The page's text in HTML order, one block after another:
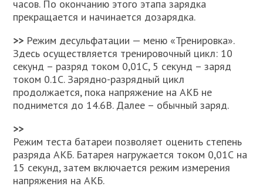
часов. По окончанию этого этапа зарядка
прекращается и начинается дозарядка.
>> Режим десульфатации — меню «Тренировка».
Здесь осуществляется тренировочный цикл: 10
секунд – разряд током 0,01С, 5 секунд – заряд
током 0.1С. Зарядно-разрядный цикл
продолжается, пока напряжение на АКБ не
поднимется до 14.6В. Далее – обычный заряд.
>>
Режим теста батареи позволяет оценить степень
разряда АКБ. Батарея нагружается током 0,01С на
15 секунд, затем включается режим измерения
напряжения на АКБ.